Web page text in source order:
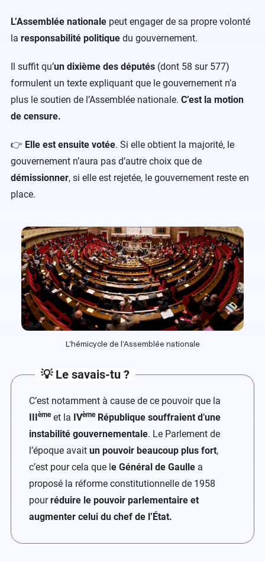
L’Assemblée nationale peut engager de sa propre volonté
la responsabilité politique du gouvernement.
Il suffit qu’un dixième des députés (dont 58 sur 577)
formulent un texte expliquant que le gouvernement n’a
plus le soutien de l’Assemblée nationale. C’est la motion
de censure.
👉 Elle est ensuite votée. Si elle obtient la majorité, le
gouvernement n’aura pas d’autre choix que de
démissionner, si elle est rejetée, le gouvernement reste en
place.
L’hémicycle de l’Assemblée nationale
💡 Le savais-tu ?
C’est notamment à cause de ce pouvoir que la
èmeet la IVème République souffraient d’une
instabilité gouvernementale. Le Parlement de
l’époque avait un pouvoir beaucoup plus fort,
c’est pour cela que l e Général de Gaulle a
proposé la réforme constitutionnelle de 1958
pourréduire le pouvoir parlementaire et
augmenter celui du chef de l’État.